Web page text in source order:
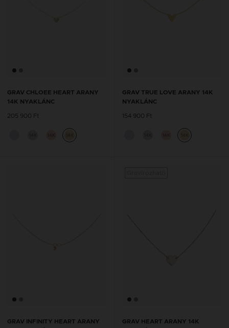
GRAV CHLOEE HEART ARANY
14K NYAKLÁNC
205 900 Ft
GRAV TRUE LOVE ARANY 14K
NYAKLÁNC
154 900 Ft
GRAV INFINITY HEART ARANY
GRAV HEART ARANY 14K